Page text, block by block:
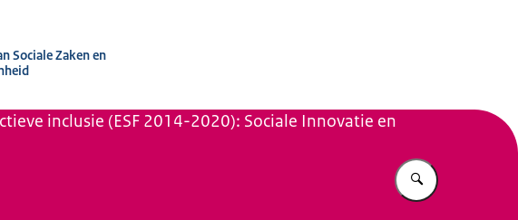
Sociale Zaken en
inclusie (ESF 2014-2020): Sociale Innovatie en